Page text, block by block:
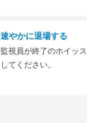
速やかに退場する
監視員が終了のホイッ
してください。